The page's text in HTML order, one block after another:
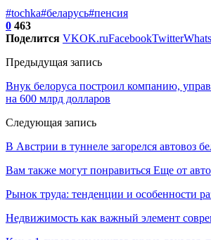
#tochka#беларусь#пенсия
0 463
Поделится VKOK.ruFacebookTwitter
Предыдущая запись
Внук белоруса построил компанию,
на 600 млрд долларов
Следующая запись
В Австрии в туннеле загорелся автовоз
Вам также могут понравиться Еще от
Рынок труда: тенденции и особенности
Недвижимость как важный элемент